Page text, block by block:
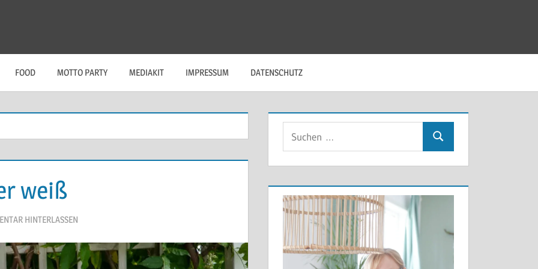
FOOD MOTTO PARTY MEDIAKIT IMPRESSUM DATENSCHUTZ
weiß
HINTERLASSEN
Suchen